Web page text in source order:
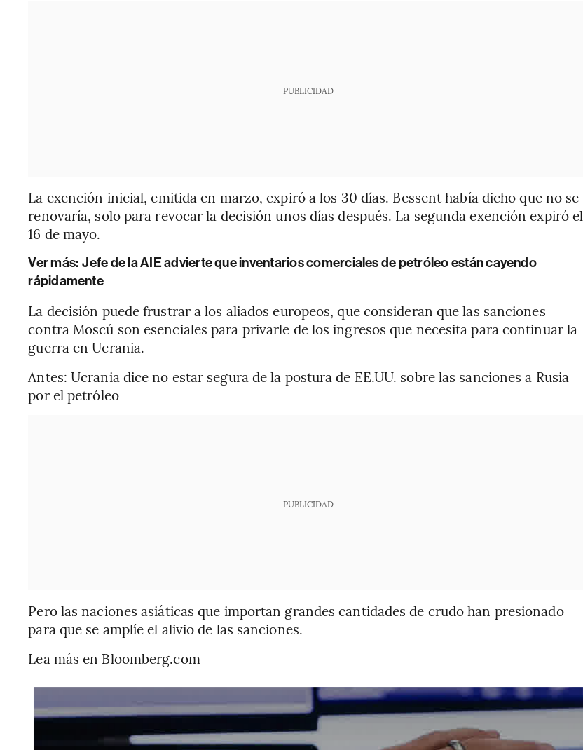
PUBLICIDAD
La exención inicial, emitida en marzo, expiró a los 30 días. Bessent había dicho que no se
renovaría, solo para revocar la decisión unos días después. La segunda exención expiró el
16 de mayo.
Ver más: Jefe de la AIE advierte que inventarios comerciales de petróleo están cayendo
rápidamente
La decisión puede frustrar a los aliados europeos, que consideran que las sanciones
contra Moscú son esenciales para privarle de los ingresos que necesita para continuar la
guerra en Ucrania.
Antes: Ucrania dice no estar segura de la postura de EE.UU. sobre las sanciones a Rusia
por el petróleo
PUBLICIDAD
Pero las naciones asiáticas que importan grandes cantidades de crudo han presionado
para que se amplíe el alivio de las sanciones.
Lea más en Bloomberg.com